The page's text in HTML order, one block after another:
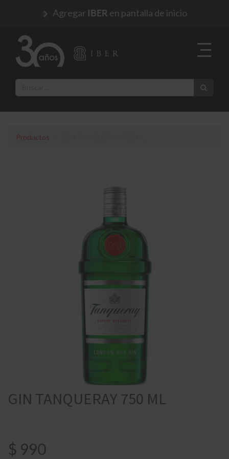
Agregar IBER en pantalla de inicio
Productos
GIN TANQUERAY 750 ML
$ 990